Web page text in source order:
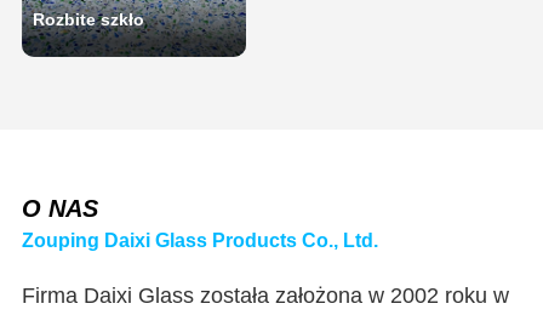
Rozbite szkło
O NAS
Zouping Daixi Glass Products Co., Ltd.
Firma Daixi Glass została założona w 2002 roku w